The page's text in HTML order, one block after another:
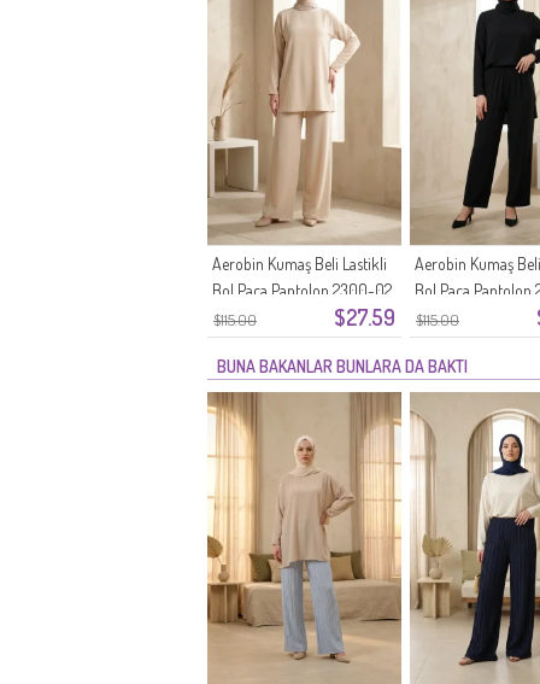
$115.00 $27.59
Aerobin Kumaş Beli Lastikli
Bol Paça Pantolon 2300-02
Bej
$115.00
Aerobin Kumaş
Bol Paça Pantolon
Siyah
BUNA BAKANLAR BUNLARA DA BAKTI